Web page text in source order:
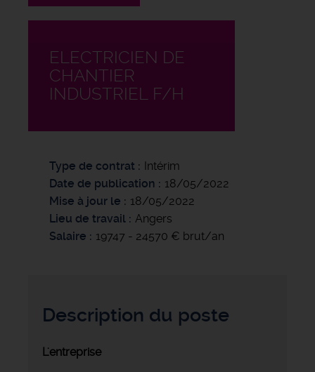
ELECTRICIEN DE
CHANTIER
INDUSTRIEL F/H
Type de contrat
Intérim
Date de publication
18/05/2022
Mise à jour le
18/05/2022
Lieu de travail
Angers
Salaire
19747 - 24570 € brut/an
Description du poste
L'entreprise